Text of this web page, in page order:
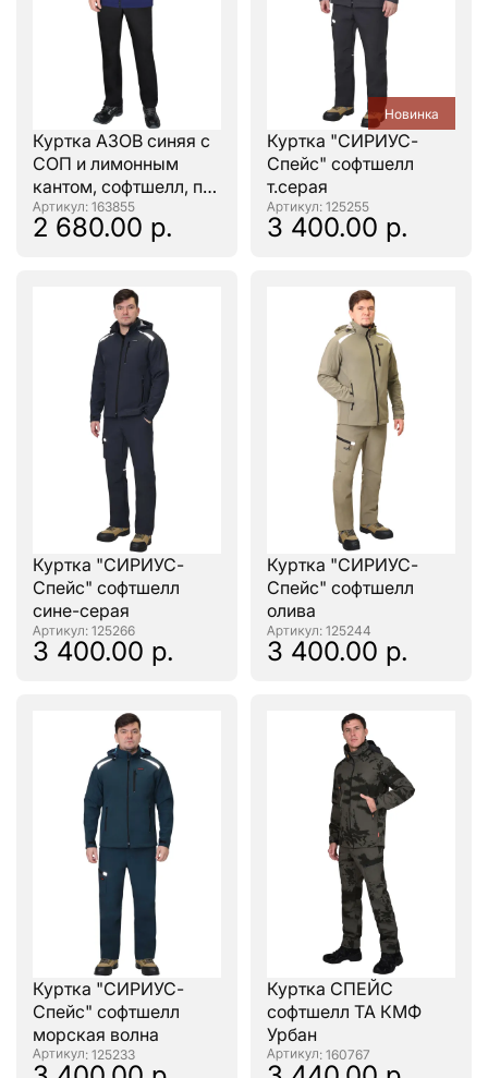
Куртка АЗОВ синяя с
СОП и лимонным
кантом, софтшелл, пл
350 г/кв.м
: 163855
2 680.00 р.
Новинка
Куртка "СИРИУС-
Спейс" софтшелл
т.серая
: 125255
3 400.00 р.
Куртка "СИРИУС-
Спейс" софтшелл
сине-серая
: 125266
3 400.00 р.
Куртка "СИРИУС-
Спейс" софтшелл
олива
: 125244
3 400.00 р.
Куртка "СИРИУС-
Спейс" софтшелл
морская волна
: 125233
Куртка СПЕЙС
софтшелл ТА КМФ
Урбан
: 160767